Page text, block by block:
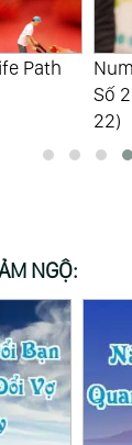
Path
Số
22)
NGỘ: